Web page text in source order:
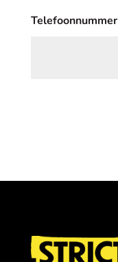
Telefoonnummer